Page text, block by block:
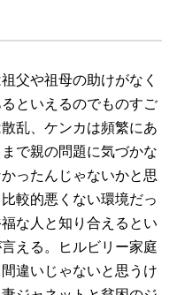
父や祖母の助けがなく
といえるのでものすご
乱、ケンカは頻繁にあ
で親の問題に気づかな
ったんじゃないかと思
較的悪くない環境だっ
な人と知り合えるとい
える。ヒルビリー家庭
違いじゃないと思うけ